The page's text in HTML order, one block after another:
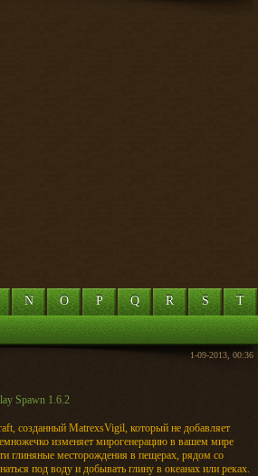
N O P Q R S T
1-09-2013, 00:36
созданный MatrexsVigil, который не добавляет
изменяет мирогенерацию в вашем мире
глиняные месторождения в пещерах, рядом со
под воду и добывать глину в океанах или реках.